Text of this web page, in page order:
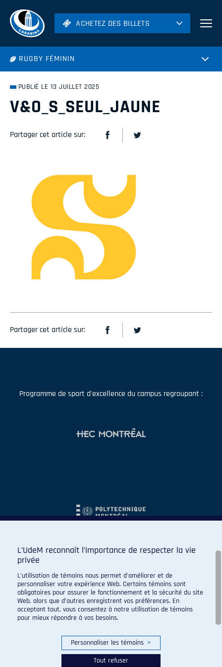
ACHETEZ DES BILLETS
Hockey
Volleyball
ACHETEZ DES BILLETS
RUGBY FÉMININ
PUBLIÉ LE 13 JUILLET 2025
V&O_S_SEUL_JAUNE
Partager cet article sur:
Partager cet article sur:
Programme de sport d'excellence du campus regroupant :
L’UdeM reconnaît l’importance de respecter la vie
privée
L’utilisation de témoins nous permet d’améliorer et de
personnaliser votre expérience Web. Certains témoins sont
obligatoires pour assurer le fonctionnement et la sécurité du site
Web, alors que d’autres enregistrent vos préférences. En
acceptant tout, vous consentez à notre utilisation de témoins
pour mieux répondre à vos besoins.
Personnaliser les témoins >
Tout refuser